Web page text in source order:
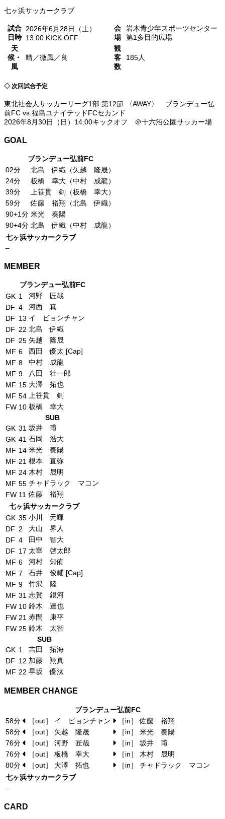
七ヶ浜サッカークラブ
試合
日時
2026年6月28日（土）
13:00 KICK OFF
会
場
岩木青少年スポーツセンター
第1多目的広場
天
候・
風
晴／微風／良
観
客
数
185人
◇ 次回試合予定
東北社会人サッカーリーグ1部 第12節 〈AWAY〉 ブランデュー弘
前FC vs 福島ユナイテッドFCセカンド
2026年8月30日（日）14:00キックオフ ＠十六沼公園サッカー場
GOAL
ブランデュー弘前FC
02分
北島 伊織（矢越 隆晟）
24分
板橋 幸大（中村 成龍）
39分
上笹貫 剣（板橋 幸大）
59分
佐藤 裕翔（北島 伊織）
90+1分 米光 奏陽
90+4分 北島 伊織（中村 成龍）
七ヶ浜サッカークラブ
–
MEMBER
ブランデュー弘前FC
GK 1
河野 匠哉
DF 4
河西 真
DF 13 イ ビョンチャン
DF 22 北島 伊織
DF 25 矢越 隆晟
MF 6
西田 優太 [Cap]
MF 8
中村 成龍
MF 9
八田 壮一郎
MF 15 大澤 拓也
MF 54
上笹貫 剣
FW 10 板橋 幸大
SUB
GK 31 坂井 甫
GK 41 石岡 浩大
MF 14 米光 奏陽
MF 21 根本 直弥
MF 24 木村 晟明
MF 55 チャドラック マコン
FW 11 佐藤 裕翔
七ヶ浜サッカークラブ
GK 35 小川 元暉
DF 2
大山 界人
DF 4
田中 智大
DF 17 太宰 啓太郎
MF 6
河村 知侑
MF 7
石井 俊輔 [Cap]
MF 9
竹沢 陸
MF 31 志賀 銀河
FW 10 鈴木 達也
FW 21 赤間 康平
FW 25 鈴木 太智
SUB
GK 1
吉田 拓海
DF 12 加藤 翔真
MF 22 早坂 優汰
MEMBER CHANGE
ブランデュー弘前FC
58分
［out］ イ ビョンチャン
［in］ 佐藤 裕翔
58分
［out］ 矢越 隆晟
［in］ 米光 奏陽
76分
［out］ 河野 匠哉
［in］ 坂井 甫
76分
［out］ 板橋 幸大
［in］ 木村 晟明
80分
［out］ 大澤 拓也
［in］ チャドラック マコン
七ヶ浜サッカークラブ
–
CARD